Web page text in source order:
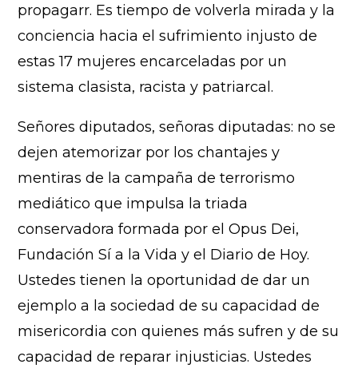
propagarr. Es tiempo de volverla mirada y la
conciencia hacia el sufrimiento injusto de
estas 17 mujeres encarceladas por un
sistema clasista, racista y patriarcal.
Señores diputados, señoras diputadas: no se
dejen atemorizar por los chantajes y
mentiras de la campaña de terrorismo
mediático que impulsa la triada
conservadora formada por el Opus Dei,
Fundación Sí a la Vida y el Diario de Hoy.
Ustedes tienen la oportunidad de dar un
ejemplo a la sociedad de su capacidad de
misericordia con quienes más sufren y de su
capacidad de reparar injusticias. Ustedes